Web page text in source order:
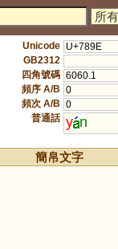
Unicode U+789E
GB2312
四角號碼 6060.1
頻序 A/B 0
頻次 A/B 0
普通話 y n
簡帛文字